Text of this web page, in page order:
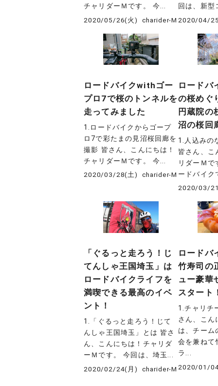
チャリダーＭです。 今...
2020/05/26(火) charider-M
回は、新型
2020/04/
ロードバイクwithゴー
プロ7で桜のトンネルを
走ってみました
1.ロードバイクからゴープ
ロ7で彩たまの見沼桜回廊を
撮影 皆さん、こんにちは！
チャリダーＭです。 今...
2020/03/28(土) charider-M
ロードバ
の桜めぐ
円蔵院の
沼の桜回
1.人込みの
皆さん、こ
リダーＭで
ードバイク
2020/03/
「ぐるっと走ろう！じ
てんしゃ王国埼玉」は
ロードバイクライフを
満喫できる最高のイベ
ント！
1.「ぐるっと走ろう！じて
んしゃ王国埼玉」とは 皆さ
ん、こんにちは！チャリダ
ーＭです。 今回は、埼玉...
2020/02/24(月) charider-M
ロードバ
竹寿司の
ュー豪華
スタート！
1.チャリチ
さん、こん
は、チーム
会を兼ねて
ラ...
2020/01/